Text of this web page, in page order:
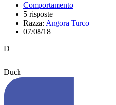
Comportamento
5 risposte
Razza: Angora Turco
07/08/18
D
Duch